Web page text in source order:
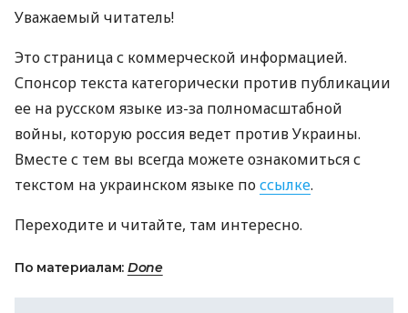
Уважаемый читатель!
Это страница с коммерческой информацией.
Спонсор текста категорически против публикации
ее на русском языке из-за полномасштабной
войны, которую россия ведет против Украины.
Вместе с тем вы всегда можете ознакомиться с
текстом на украинском языке поссылке.
Переходите и читайте, там интересно.
По материалам: Done